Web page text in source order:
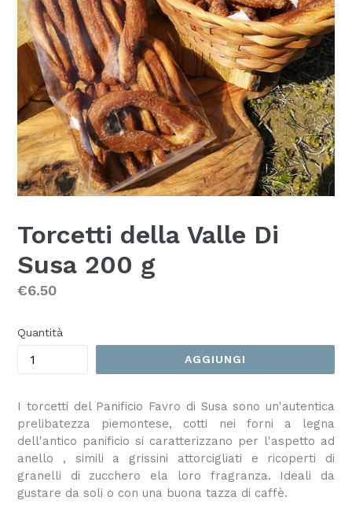
Torcetti della Valle Di
Susa 200 g
Prezzo
€6.50
Quantità
AGGIUNGI
I torcetti del Panificio Favro di Susa sono un'autentica
prelibatezza piemontese, cotti nei forni a legna
dell'antico panificio si caratterizzano per l'aspetto ad
anello , simili a grissini attorcigliati e ricoperti di
granelli di zucchero ela loro fragranza. Ideali da
gustare da soli o con una buona tazza di caffè.